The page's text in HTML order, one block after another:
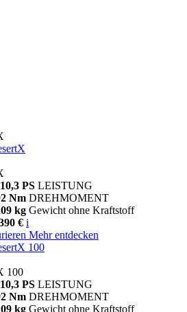
PS LEISTUNG
Nm DREHMOMENT
kg Gewicht ohne Kraftstoff
€ i
Mehr entdecken
100
100
PS LEISTUNG
Nm DREHMOMENT
kg Gewicht ohne Kraftstoff